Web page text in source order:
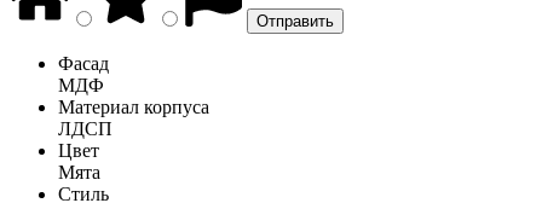
Фасад
МДФ
Материал корпуса
ЛДСП
Цвет
Мята
Стиль